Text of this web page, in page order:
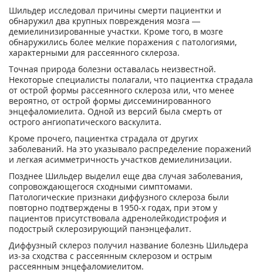
Шильдер исследовал причины смерти пациентки и
обнаружил два крупных повреждения мозга —
демиелинизированные участки. Кроме того, в мозге
обнаружились более мелкие поражения с патологиями,
характерными для рассеянного склероза.
Точная природа болезни оставалась неизвестной.
Некоторые специалисты полагали, что пациентка страдала
от острой формы рассеянного склероза или, что менее
вероятно, от острой формы диссеминированного
энцефаломиелита. Одной из версий была смерть от
острого ангиопатического васкулита.
Кроме прочего, пациентка страдала от других
заболеваний. На это указывало распределение поражений
и легкая асимметричность участков демиелинизации.
Позднее Шильдер выделил еще два случая заболевания,
сопровождающегося сходными симптомами.
Патологические признаки диффузного склероза были
повторно подтверждены в 1950-х годах, при этом у
пациентов присутствовала адренолейкодистрофия и
подострый склерозирующий панэнцефалит.
Диффузный склероз получил название болезнь Шильдера
из-за сходства с рассеянным склерозом и острым
рассеянным энцефаломиелитом.